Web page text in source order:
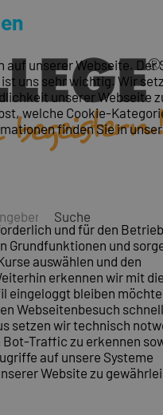
Suche
auf unserer Webseite. Der
uns sehr wichtig. Wir
unserer Webseite
welche Cookie-
finden Sie in
und für den
Grundfunktionen und
auswählen und den
erkennen wir mit
eingeloggt bleiben
Webseitenbesuch
setzen wir technisch
Traffic zu erkennen
auf unsere Systeme
Website zu